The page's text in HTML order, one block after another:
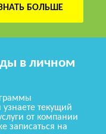
БОЛЬШЕ
в личном
текущий
от компании
записаться на